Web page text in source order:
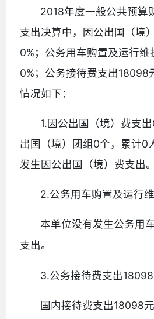
2018年度一般公共预算
支出决算中，因公出国（境
0%；公务用车购置及运行
0%；公务接待费支出18098
情况如下：
1.因公出国（境）费支
出国（境）团组0个，累计0
发生因公出国（境）费支出。
2.公务用车购置及运行
本单位没有发生公务用
支出。
3.公务接待费支出18098
国内接待费支出18098